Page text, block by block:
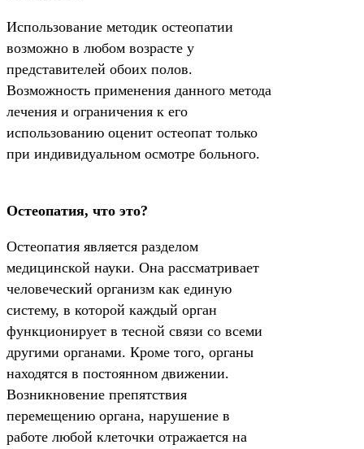
Использование методик остеопатии
возможно в любом возрасте у
представителей обоих полов.
Возможность применения данного метода
лечения и ограничения к его
использованию оценит остеопат только
при индивидуальном осмотре больного.
Остеопатия, что это?
Остеопатия является разделом
медицинской науки. Она рассматривает
человеческий организм как единую
систему, в которой каждый орган
функционирует в тесной связи со всеми
другими органами. Кроме того, органы
находятся в постоянном движении.
Возникновение препятствия
перемещению органа, нарушение в
работе любой клеточки отражается на